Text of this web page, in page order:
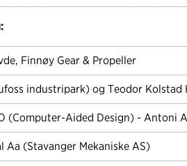
Finnøy Gear & Propeller
industripark) og Teodor Kolstad
(Computer-Aided Design) - Antoni
Aa (Stavanger Mekaniske AS)